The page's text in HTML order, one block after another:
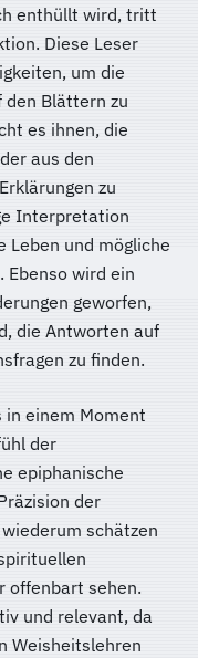
enthüllt wird, tritt
Diese Leser
um die
den Blättern zu
es ihnen, die
aus den
zu
Interpretation
Leben und mögliche
Ebenso wird ein
geworfen,
die Antworten auf
zu finden.
in einem Moment
der
epiphanische
der
schätzen
offenbart sehen.
und relevant, da
Weisheitslehren